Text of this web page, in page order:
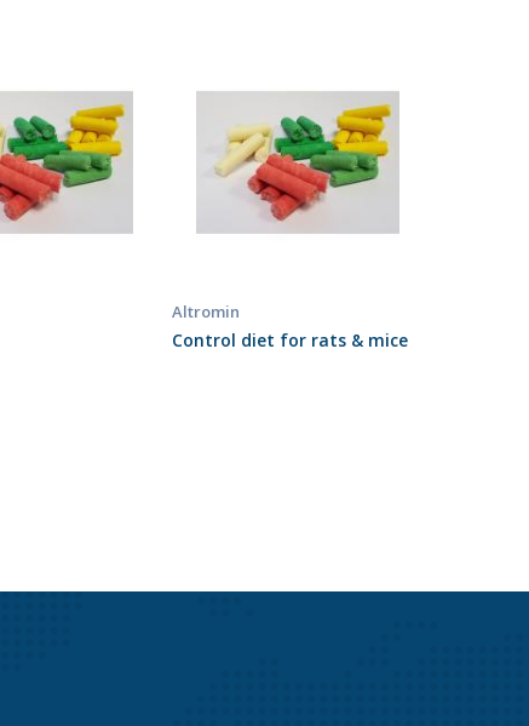
Altromin
Control diet for rats & mice